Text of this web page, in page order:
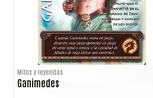
Mitos y leyendas
Ganimedes